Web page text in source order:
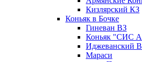
Кизлярский КЗ
Коньяк в Бочке
Гиневан ВЗ
Коньяк "СИС
Иджеванский
Мараси